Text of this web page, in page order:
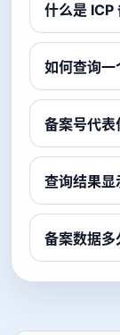
什么是 ICP
如何查询一
备案号代表
查询结果显
备案数据多